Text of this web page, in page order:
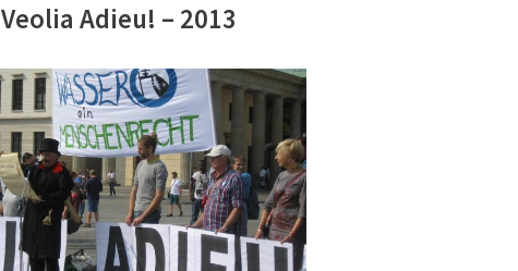
Veolia Adieu! – 2013